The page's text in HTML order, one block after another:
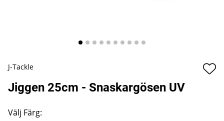
J-Tackle
Jiggen 25cm - Snaskargösen UV
Välj Färg: